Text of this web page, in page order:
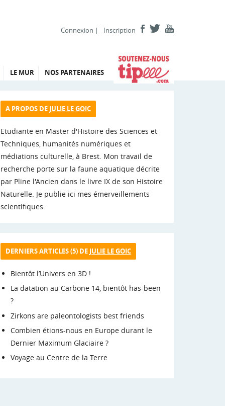
Connexion | Inscription
LE MUR NOS PARTENAIRES
A PROPOS DE JULIE LE GOIC
Etudiante en Master d'Histoire des Sciences et
Techniques, humanités numériques et
médiations culturelle, à Brest. Mon travail de
recherche porte sur la faune aquatique décrite
par Pline l'Ancien dans le livre IX de son Histoire
Naturelle. Je publie ici mes émerveillements
scientifiques.
DERNIERS ARTICLES (5) DE JULIE LE GOIC
Bientôt l’Univers en 3D !
La datation au Carbone 14, bientôt has-been
?
Zirkons are paleontologists best friends
Combien étions-nous en Europe durant le
Dernier Maximum Glaciaire ?
Voyage au Centre de la Terre